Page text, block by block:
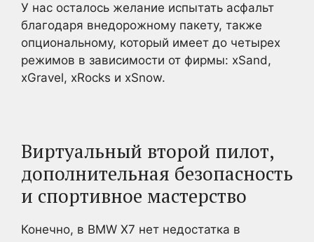
У нас осталось желание испытать асфальт
благодаря внедорожному пакету, также
опциональному, который имеет до четырех
режимов в зависимости от фирмы: xSand,
xGravel, xRocks и xSnow.
Виртуальный второй пилот,
дополнительная безопасность
и спортивное мастерство
Конечно, в BMW X7 нет недостатка в